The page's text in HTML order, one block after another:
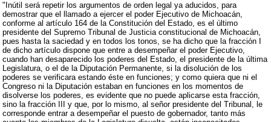
"Inútil será repetir los argumentos de orden legal ya aducidos, para
demostrar que el llamado a ejercer el poder Ejecutivo de Michoacán,
conforme al artículo 164 de la Constitución del Estado, es el último
presidente del Supremo Tribunal de Justicia constitucional de Michoacán,
pues hasta la saciedad y en todos los tonos, se ha dicho que la fracción I
de dicho artículo dispone que entre a desempeñar el poder Ejecutivo,
cuando han desaparecido los poderes del Estado, el presidente de la última
Legislatura, o el de la Diputación Permanente, si la disolución de los
poderes se verificara estando éste en funciones; y como quiera que ni el
Congreso ni la Diputación estaban en funciones en los momentos de
disolverse los poderes, es evidente que no puede aplicarse esta fracción,
sino la fracción III y que, por lo mismo, al señor presidente del Tribunal, le
corresponde entrar a desempeñar el puesto de gobernador, tanto más